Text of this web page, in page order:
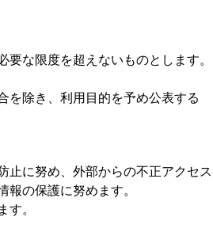
な限度を超えないものとします。
を除き、利用目的を予め公表する
止に努め、外部からの不正アクセス
の保護に努めます。
す。